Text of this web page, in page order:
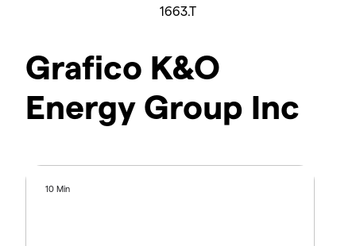
1663.T
Grafico K&O
Energy Group Inc
10 Min